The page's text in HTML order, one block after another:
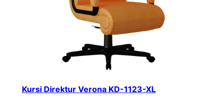
Kursi Direktur Verona KD-1123-XL